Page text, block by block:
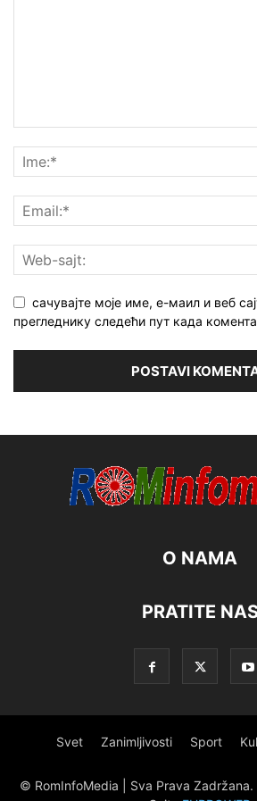
сачувајте моје име, е-маил и веб
прегледнику следећи пут када
O NAMA
PRATITE
Svet Zanimljivosti Sport
© RomInfoMedia | Sva Prava